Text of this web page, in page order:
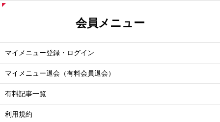
会員メニュー
マイメニュー登録・ログイン
マイメニュー退会（有料会員退会）
有料記事一覧
利用規約